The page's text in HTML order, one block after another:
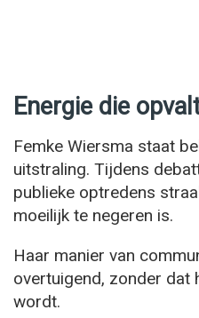
Energie die
Femke Wiersma staat
uitstraling. Tijdens
publieke optredens
moeilijk te negeren is.
Haar manier van
overtuigend, zonder dat
wordt.